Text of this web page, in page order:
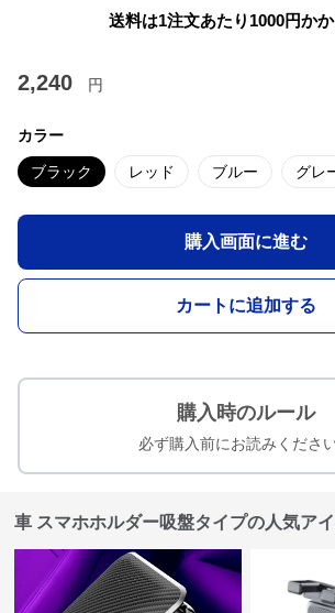
送料は1注文あたり 1000円か
2,240 円
カラー
ブラック レッド ブルー グレ
購入画面に進む
カートに追加する
購入時のルール
必ず購入前にお読みください
車 スマホホルダー吸盤タイプの人気ア